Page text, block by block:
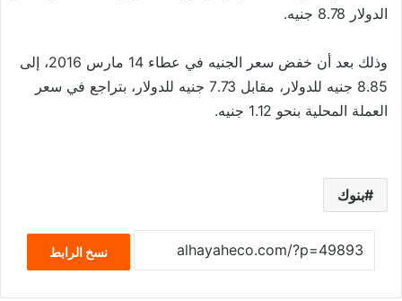
الدولار 8.78 جنيه.
وذلك بعد أن خفض سعر الجنيه في عطاء 14 مارس 2016، إلى
8.85 جنيه للدولار، مقابل 7.73 جنيه للدولار، بتراجع في سعر
العملة المحلية بنحو 1.12 جنيه.
بنوك
نسخ الرابط